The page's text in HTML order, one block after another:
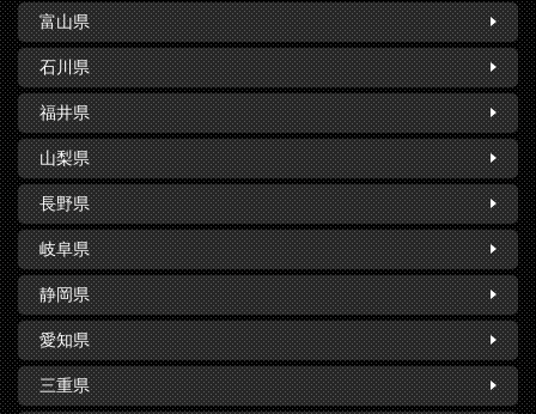
富山県
石川県
福井県
山梨県
長野県
岐阜県
静岡県
愛知県
三重県